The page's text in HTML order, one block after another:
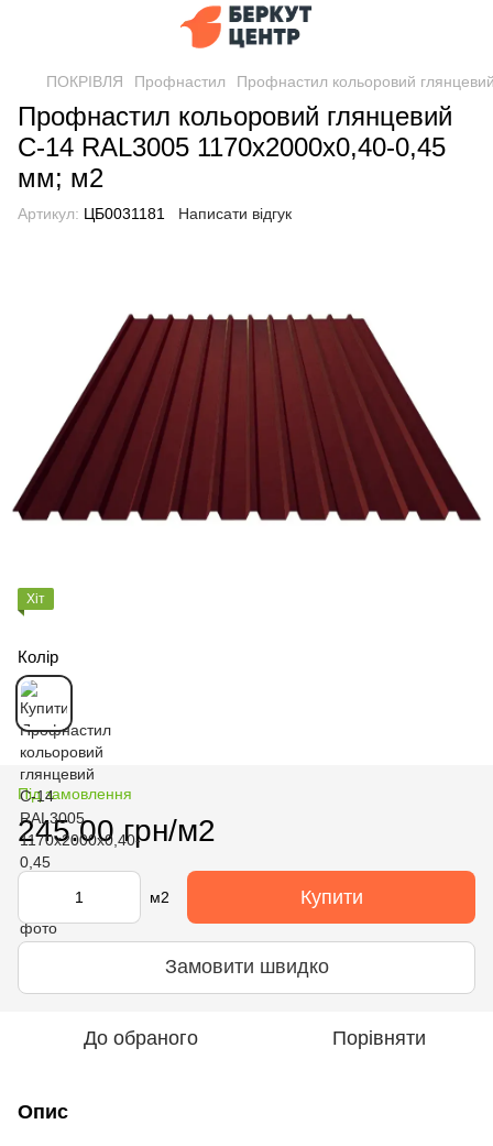
ПОКРІВЛЯ Профнастил Профнастил кольоровий
Профнастил кольоровий глянцевий
С-14 RAL3005 1170х2000х0,40-0,45
мм; м2
Артикул: ЦБ0031181 Написати відгук
Хіт
Колір
Під замовлення
245.00 грн/м2
м2 Купити
Замовити швидко
До обраного Порівняти
Опис